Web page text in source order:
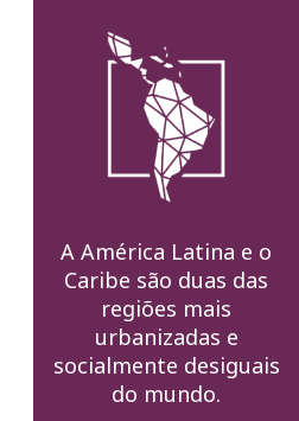
A América Latina e o
Caribe são duas das
regiões mais
urbanizadas e
socialmente desiguais
do mundo.